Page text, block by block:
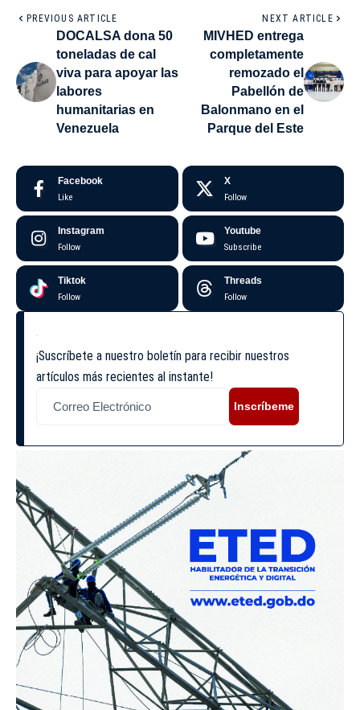
PREVIOUS ARTICLE
DOCALSA dona 50
toneladas de cal
viva para apoyar las
labores
humanitarias en
Venezuela
NEXT ARTICLE
MIVHED entrega
completamente
remozado el
Pabellón de
Balonmano en el
Parque del Este
Facebook
Like
X
Follow
Instagram
Follow
Youtube
Subscribe
Tiktok
Follow
Threads
Follow
¡Suscríbete a nuestro boletín para recibir nuestros
artículos más recientes al instante!
Inscríbeme